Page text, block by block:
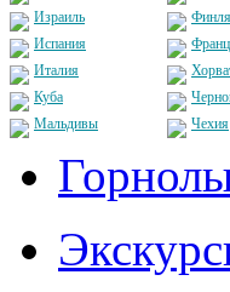
Израиль
Испания
Италия
Куба
Мальдивы
Чехия